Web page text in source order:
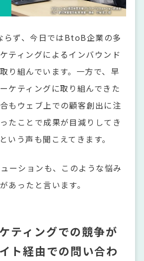
らず、今日ではBtoB企業の多
ティングによるインバウンド
り組んでいます。一方で、早
ケティングに取り組んできた
もウェブ上での顧客創出に注
たことで成果が目減りしてき
いう声も聞こえてきます。
ーションも、このような悩み
あったと言います。
ティングでの競争が
ト経由での問い合わ